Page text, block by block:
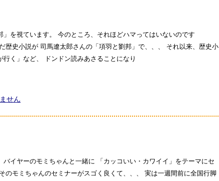
を視ています。 今のところ、それほどハマってはいないのです
歴史小説が 司馬遼太郎さんの「項羽と劉邦」で、、、 それ以来、歴史小
く」など、 ドンドン読みあさることになり
せん
イヤーのモミちゃんと一緒に 「カッコいい・カワイイ」をテーマにセ
のモミちゃんのセミナーがスゴく良くて、、、 実は一週間前に全国行脚